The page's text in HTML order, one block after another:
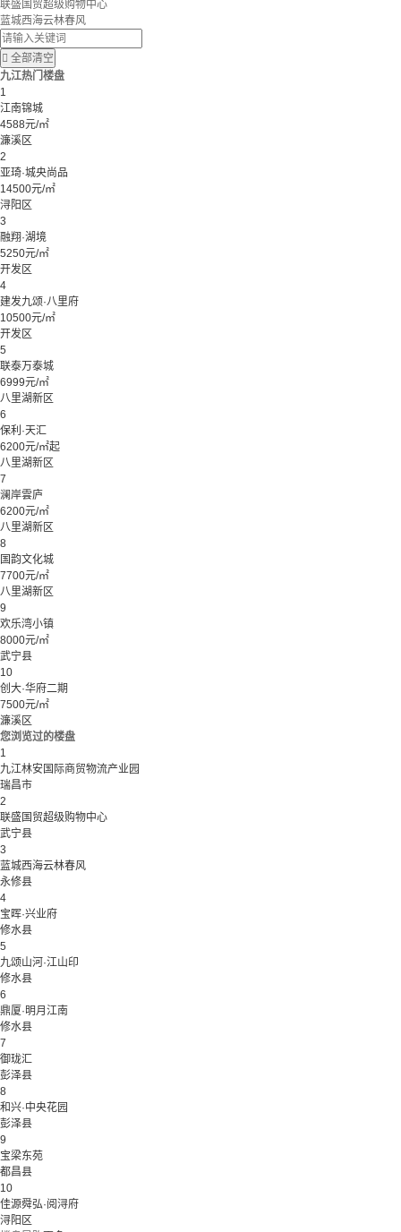
联盛国贸超级购物中心
蓝城西海云林春风
 全部清空
九江热门楼盘
1
江南锦城
4588元/㎡
濂溪区
2
亚琦·城央尚品
14500元/㎡
浔阳区
3
融翔·湖境
5250元/㎡
开发区
4
建发九颂·八里府
10500元/㎡
开发区
5
联泰万泰城
6999元/㎡
八里湖新区
6
保利·天汇
6200元/㎡起
八里湖新区
7
澜岸雲庐
6200元/㎡
八里湖新区
8
国韵文化城
7700元/㎡
八里湖新区
9
欢乐湾小镇
8000元/㎡
武宁县
10
创大·华府二期
7500元/㎡
濂溪区
您浏览过的楼盘
1
九江林安国际商贸物流产业园
瑞昌市
2
联盛国贸超级购物中心
武宁县
3
蓝城西海云林春风
永修县
4
宝晖·兴业府
修水县
5
九颂山河·江山印
修水县
6
鼎厦·明月江南
修水县
7
御珑汇
彭泽县
8
和兴·中央花园
彭泽县
9
宝梁东苑
都昌县
10
佳源舜弘·阅浔府
浔阳区